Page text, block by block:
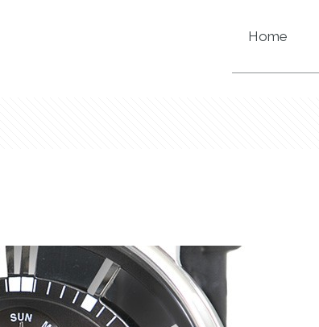
Home